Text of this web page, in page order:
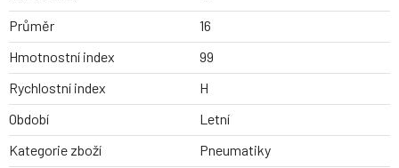
Průměr
16
Hmotnostní index
99
Rychlostní index
H
Období
Letní
Kategorie zboží
Pneumatiky